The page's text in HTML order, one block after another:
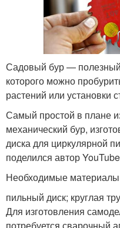
Садовый бур —
которого можно
растений или установки
Самый простой в плане
механический бур,
диска для циркулярной
поделился автор
Необходимые
пильный диск; круглая
Для изготовления